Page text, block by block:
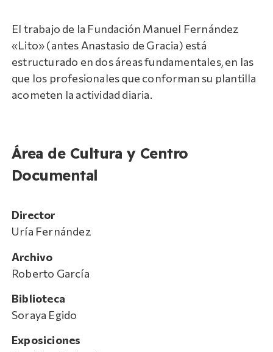
El trabajo de la Fundación Manuel Fernández
«Lito» (antes Anastasio de Gracia) está
estructurado en dos áreas fundamentales, en las
que los profesionales que conforman su plantilla
acometen la actividad diaria.
Área de Cultura y Centro
Documental
Director
Uría Fernández
Archivo
Roberto García
Biblioteca
Soraya Egido
Exposiciones